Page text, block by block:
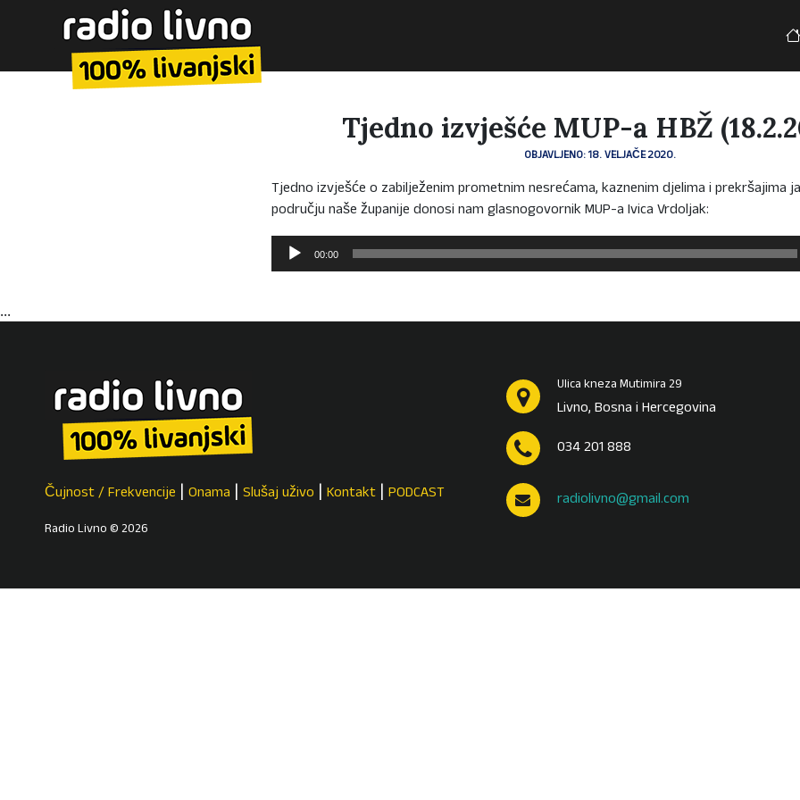
Tjedno izvješće MUP-a HBŽ
OBJAVLJENO: 18. VELJAČE 2020.
Tjedno izvješće o zabilježenim prometnim nesrećama, kaznenim djelima i prekršajima
području naše županije donosi nam glasnogovornik MUP-a Ivica Vrdoljak:
Reproduktor
audiozapisa
00:00
...
Čujnost / Frekvencije Onama Slušaj uživo Kontakt PODCAST
Radio Livno © 2026
Ulica kneza Mutimira 29
Livno, Bosna i Hercegovina
034 201 888
radiolivno@gmail.com